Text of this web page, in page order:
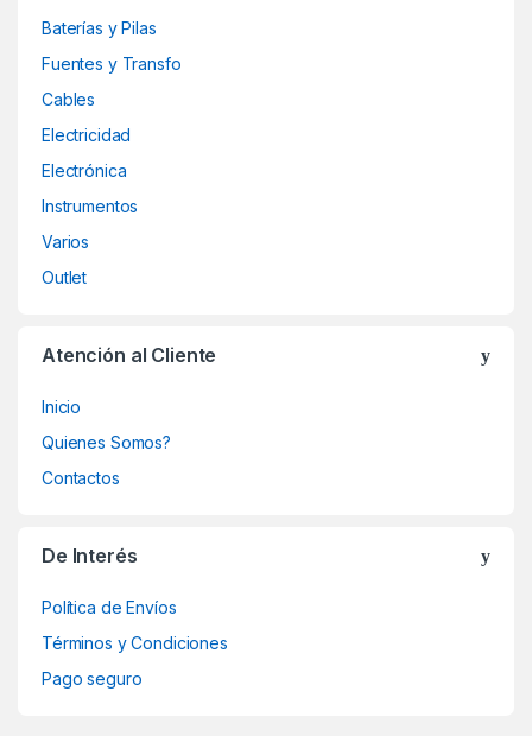
Baterías y Pilas
Fuentes y Transfo
Cables
Electricidad
Electrónica
Instrumentos
Varios
Outlet
Atención al Cliente
Inicio
Quienes Somos?
Contactos
De Interés
Política de Envíos
Términos y Condiciones
Pago seguro